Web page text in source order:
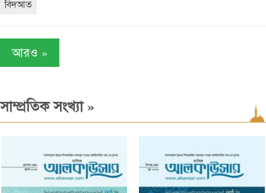
বিদআত
আরও »
সাম্প্রতিক সংখ্যা»